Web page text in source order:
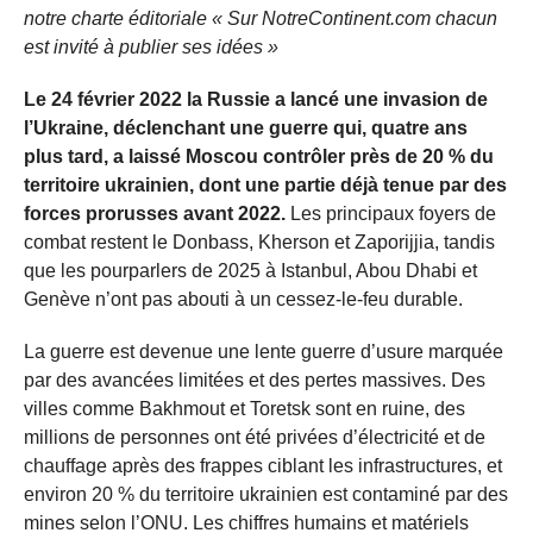
notre charte éditoriale « Sur NotreContinent.com chacun
est invité à publier ses idées »
Le 24 février 2022 la Russie a lancé une invasion de
l’Ukraine, déclenchant une guerre qui, quatre ans
plus tard, a laissé Moscou contrôler près de 20 % du
territoire ukrainien, dont une partie déjà tenue par des
forces prorusses avant 2022. Les principaux foyers de
combat restent le Donbass, Kherson et Zaporijjia, tandis
que les pourparlers de 2025 à Istanbul, Abou Dhabi et
Genève n’ont pas abouti à un cessez-le-feu durable.
La guerre est devenue une lente guerre d’usure marquée
par des avancées limitées et des pertes massives. Des
villes comme Bakhmout et Toretsk sont en ruine, des
millions de personnes ont été privées d’électricité et de
chauffage après des frappes ciblant les infrastructures, et
environ 20 % du territoire ukrainien est contaminé par des
mines selon l’ONU. Les chiffres humains et matériels